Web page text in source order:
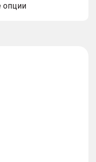
опции